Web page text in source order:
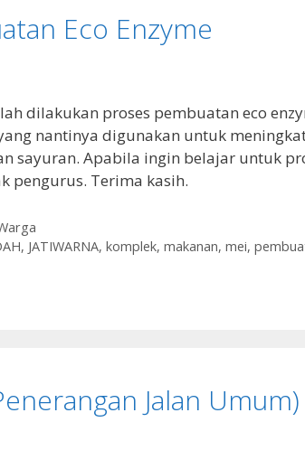
Eco Enzyme
dilakukan proses pembuatan eco
nantinya digunakan untuk
sayuran. Apabila ingin belajar untuk
pengurus. Terima kasih.
, JATIWARNA, komplek, makanan, mei,
Jalan